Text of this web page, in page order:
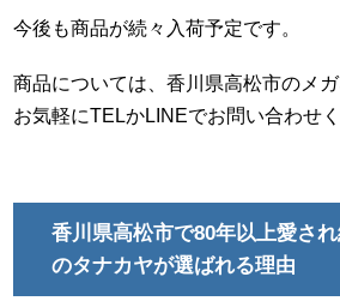
今後も商品が続々入荷予定です。
商品については、香川県高松市のメガ
お気軽にTELかLINEでお問い合わせく
香川県高松市で80年以上愛さ
のタナカヤが選ばれる理由